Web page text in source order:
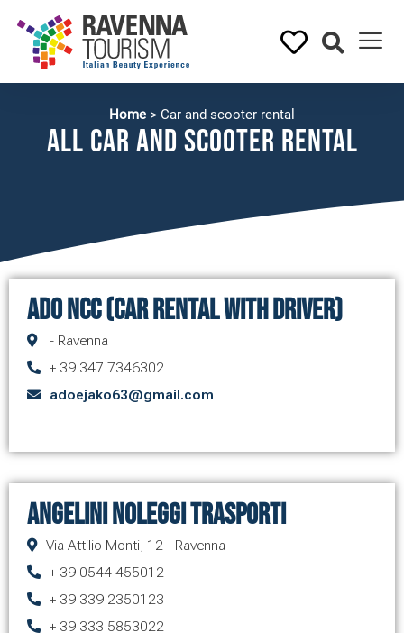
Home > Car and scooter rental
All Car and scooter rental
ADO NCC (Car Rental with driver)
- Ravenna
+ 39 347 7346302
adoejako63@gmail.com
Angelini Noleggi Trasporti
Via Attilio Monti, 12 - Ravenna
+ 39 0544 455012
+ 39 339 2350123
+ 39 333 5853022